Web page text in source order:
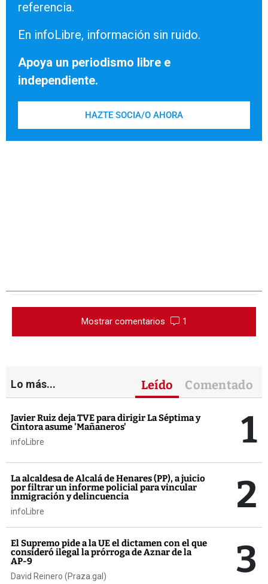
referencia.
En infoLibre, información sin ruido.
Apoya un periodismo libre e
independiente.
HAZTE SOCIA/O AHORA
Mostrar comentarios 1
Lo más... Leído Comentado
Javier Ruiz deja TVE para dirigir La Séptima y
Cintora asume 'Mañaneros'
infoLibre 1
La alcaldesa de Alcalá de Henares (PP), a juicio
por filtrar un informe policial para vincular
inmigración y delincuencia
infoLibre 2
El Supremo pide a la UE el dictamen con el que
consideró ilegal la prórroga de Aznar de la
AP-9
David Reinero (Praza.gal) 3